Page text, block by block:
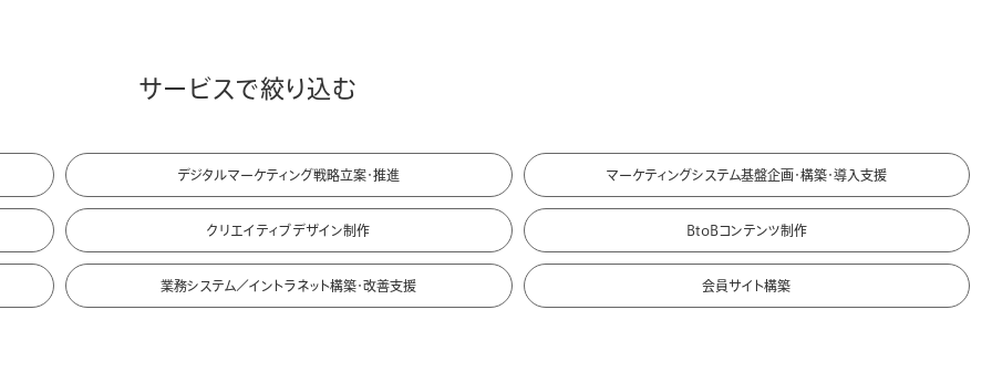
サービスで絞り込む
デジタルマーケティング戦略立案・推進 マーケティングシステム基盤企画・構築・導入支援
クリエイティブデザイン制作 BtoBコンテンツ制作
業務システム／イントラネット構築・改善支援 会員サイト構築